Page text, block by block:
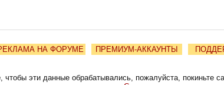
НА ФОРУМЕ ПРЕМИУМ-АККАУНТЫ
эти данные обрабатывались, пожалуйста, покиньте